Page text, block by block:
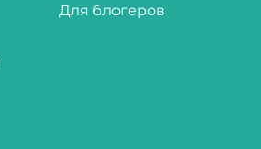
Для блогеров